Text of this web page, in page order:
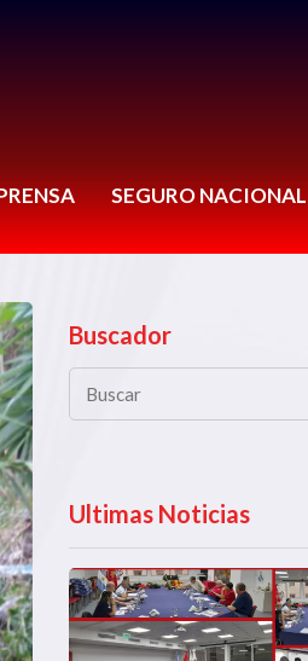
SEGURO NACIONAL
Buscador
Ultimas Noticias